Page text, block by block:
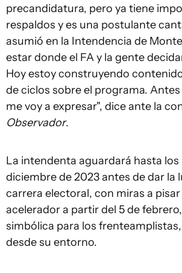
precandidatura, pero ya tiene
respaldos y es una postulante
asumió en la Intendencia de
estar donde el FA y la gente
Hoy estoy construyendo
de ciclos sobre el programa.
me voy a expresar", dice ante la
Observador.
La intendenta aguardará hasta los
diciembre de 2023 antes de dar la
carrera electoral, con miras a
acelerador a partir del 5 de
simbólica para los
desde su entorno.